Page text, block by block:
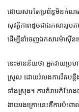
ដោយសារតែប្រព័ន្ធមិនកំណ
សុវត្ថិភាពដូចជាឯកសាររូបភ
ដើម្បីនាំចេញឯកសារម៉ាស៊ីន
នេះមានន័យថា អ្នកវាយប្
ស្រួល ដោយរំលងការរឹតបន្
ទាំងស្រុង។ ការគំរាមកំហ
ងាយរងគ្រោះនេះគឺការប៉ះ